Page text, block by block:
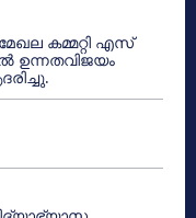
കമ്മറ്റി എസ്